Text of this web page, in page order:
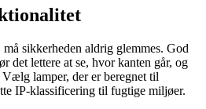
sikkerheden aldrig glemmes. God
det lettere at se, hvor kanten går, og
lamper, der er beregnet til
IP-klassificering til fugtige miljøer.